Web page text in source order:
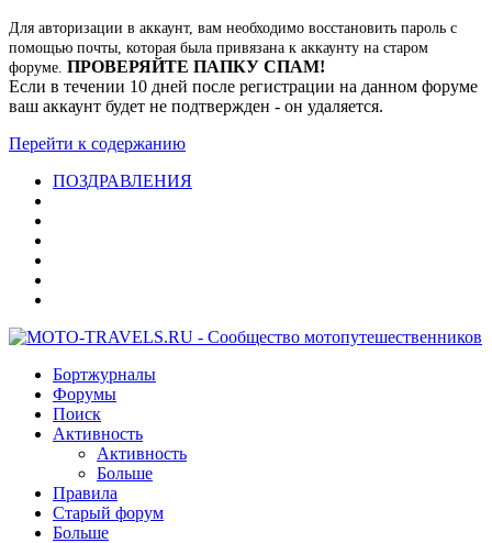
Для авторизации в аккаунт, вам необходимо восстановить пароль с
помощью почты, которая была привязана к аккаунту на старом
форуме. ПРОВЕРЯЙТЕ ПАПКУ СПАМ!
Если в течении 10 дней после регистрации на данном форуме
ваш аккаунт будет не подтвержден - он удаляется.
Перейти к содержанию
ПОЗДРАВЛЕНИЯ
Бортжурналы
Форумы
Поиск
Активность
Активность
Больше
Правила
Старый форум
Больше